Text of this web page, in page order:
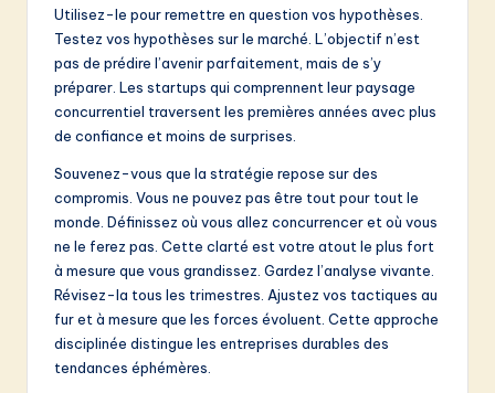
Utilisez-le pour remettre en question vos hypothèses.
Testez vos hypothèses sur le marché. L’objectif n’est
pas de prédire l’avenir parfaitement, mais de s’y
préparer. Les startups qui comprennent leur paysage
concurrentiel traversent les premières années avec plus
de confiance et moins de surprises.
Souvenez-vous que la stratégie repose sur des
compromis. Vous ne pouvez pas être tout pour tout le
monde. Définissez où vous allez concurrencer et où vous
ne le ferez pas. Cette clarté est votre atout le plus fort
à mesure que vous grandissez. Gardez l’analyse vivante.
Révisez-la tous les trimestres. Ajustez vos tactiques au
fur et à mesure que les forces évoluent. Cette approche
disciplinée distingue les entreprises durables des
tendances éphémères.